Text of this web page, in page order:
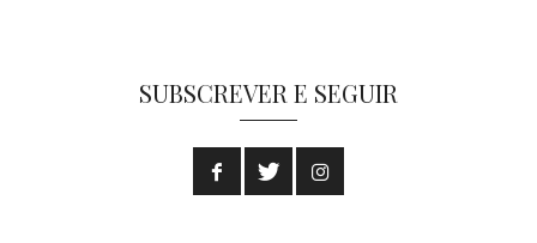
SUBSCREVER E SEGUIR